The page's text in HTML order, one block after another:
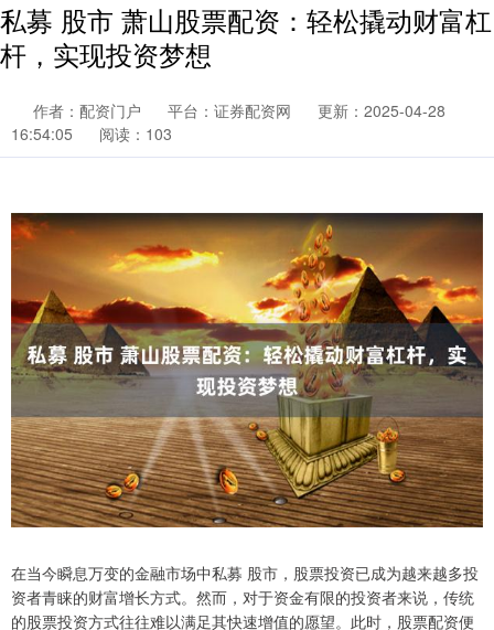
私募 股市 萧山股票配资：轻松撬动财富杠
杆，实现投资梦想
作者：配资门户 平台：证券配资网
更新：2025-04-28
16:54:05
阅读：103
在当今瞬息万变的金融市场中私募 股市，股票投资已成为越来越多投
资者青睐的财富增长方式。然而，对于资金有限的投资者来说，传统
的股票投资方式往往难以满足其快速增值的愿望。此时，股票配资便